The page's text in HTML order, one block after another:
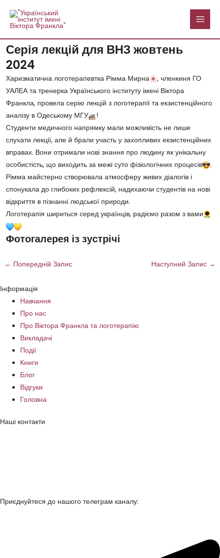
вмісту
Серія лекцій для ВНЗ жовтень
2024
Харизматична логотерапевтка Рімма Мирна
, членкиня ГО
УАЛЕА та тренерка Українського інституту імені Віктора
Франкла, провела серію лекцій з логотерапії та екзистенційного
аналізу в Одеському МГУ
!
Студенти медичного напрямку мали можливість не лише
слухати лекції, але й брали участь у захопливих екзистенційних
вправах. Вони отримали нові знання про людину як унікальну
особистість, що виходить за межі суто фізіологічних процесів
.
Рімма майстерно створювала атмосферу живих діалогів і
спонукала до глибоких рефлексій, надихаючи студентів на нові
відкриття в пізнанні людської природи.
Логотерапія шириться серед українців, радіємо разом з вами
Фотогалерея із зустрічі
Навігація
запису
← Попередній Запис Наступний Запис →
Інформація
Навчання
Про нас
Про Віктора Франкла та логотерапію
Викладачі
Події
Книги
Блог
Відгуки
Головна
Наші контакти
Приєднуйтеся до нашого телеграм каналу: